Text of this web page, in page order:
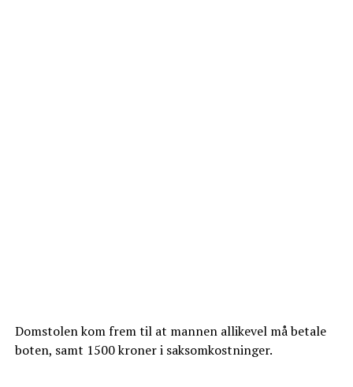
Domstolen kom frem til at mannen allikevel må betale
boten, samt 1500 kroner i saksomkostninger.